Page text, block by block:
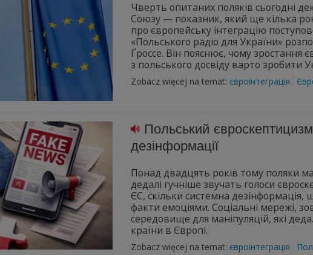
Чверть опитаних поляків сьогодні
Союзу — показник, який ще кілька
про європейську інтеграцію
«Польського радіо для України»
Ґроссе. Він пояснює, чому зростання
з польського досвіду варто зробити
Zobacz więcej na temat: євроінтеграція
Польський
дезінформації
Понад двадцять років тому поляки
дедалі гучніше звучать голоси
ЄС, скільки системна
факти емоціями. Соціальні мережі,
середовище для маніпуляцій, які
країни в Європі.
Zobacz więcej na temat: євроінтеграція